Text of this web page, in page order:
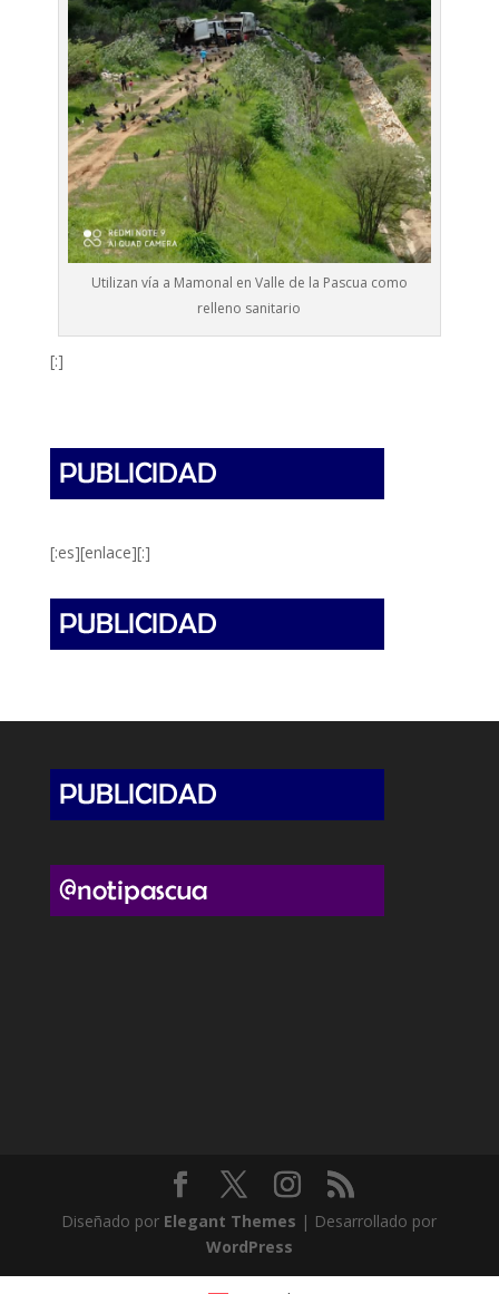
Utilizan vía a Mamonal en Valle de la Pascua como
relleno sanitario
[:]
[:es][enlace][:]
Diseñado por Elegant Themes | Desarrollado por
WordPress